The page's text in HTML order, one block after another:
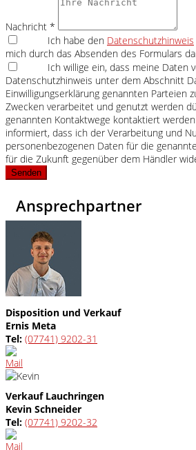
Nachricht *
Ich habe den Datenschutzhinweis
mich durch das Absenden des Formulars
Ich willige ein, dass meine Daten
Datenschutzhinweis unter dem Abschnitt
Einwilligungserklärung genannten Parteien
Zwecken verarbeitet und genutzt werden
genannten Kontaktwege kontaktiert
informiert, dass ich der Verarbeitung und
personenbezogenen Daten für die
für die Zukunft gegenüber dem Händler
Senden
Ansprechpartner
Disposition und Verkauf
Ernis Meta
Tel: (07741) 9202-31
Verkauf Lauchringen
Kevin Schneider
Tel: (07741) 9202-32